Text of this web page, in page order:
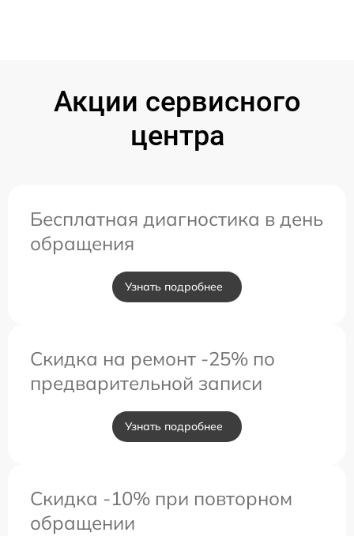
Акции сервисного
центра
Бесплатная диагностика в день
обращения
Узнать подробнее
Скидка на ремонт -25% по
предварительной записи
Узнать подробнее
Скидка -10% при повторном
обращении